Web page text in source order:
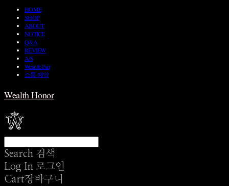
HOME
SHOP
ABOUT
NOTICE
Q&A
REVIEW
A/S
Wear & Pair
쇼룸 예약
Wealth Honor
Search 검색
Log In 로그인
Cart장바구니